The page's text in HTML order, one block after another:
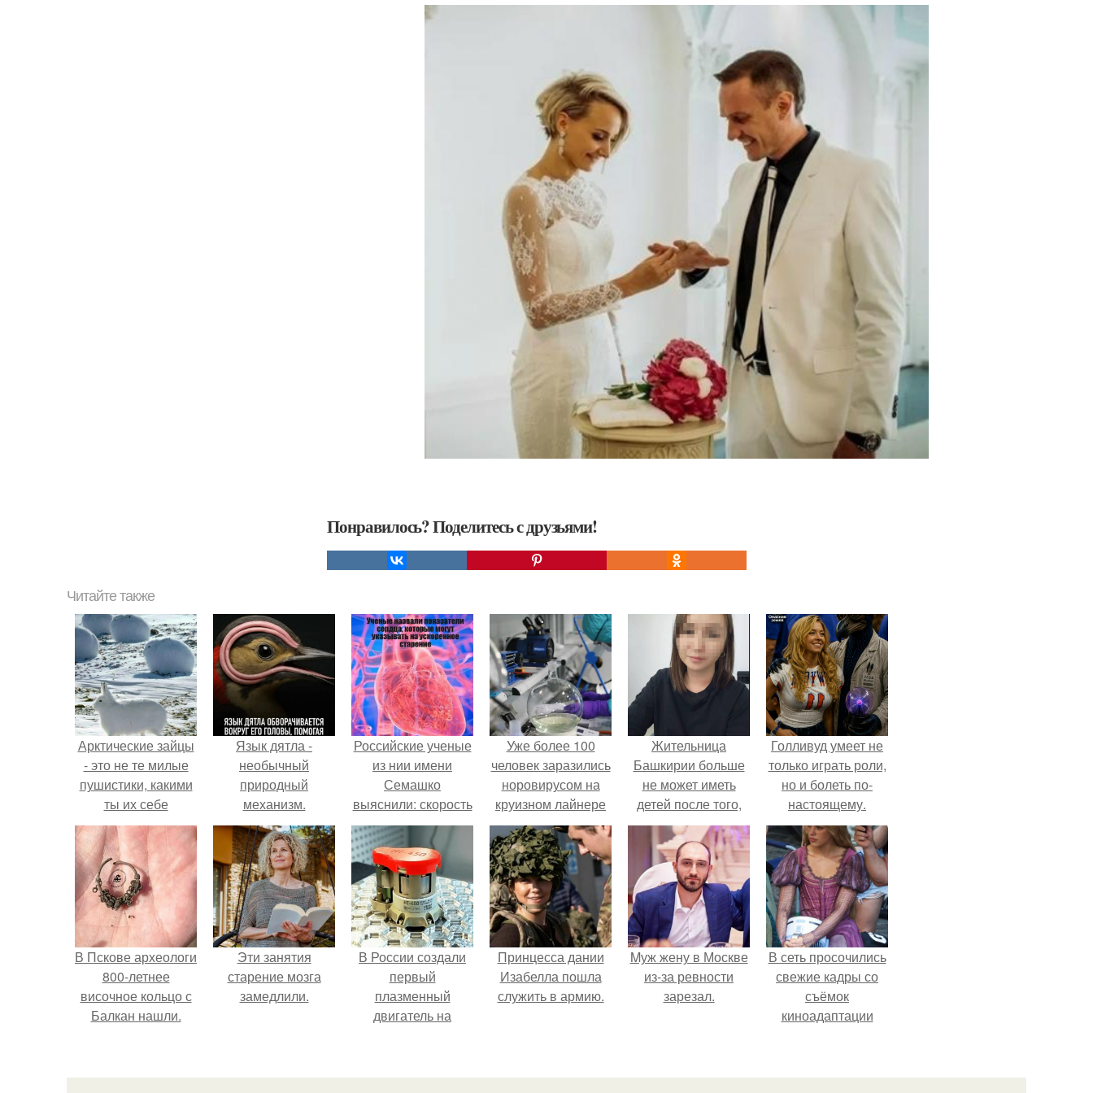
Понравилось? Поделитесь с друзьями!
Читайте также
Арктические зайцы
- это не те милые
пушистики, какими
ты их себе
представляешь.
Язык дятла -
необычный
природный
механизм.
Российские ученые
из нии имени
Семашко
выяснили: скорость
старения напрямую
зависит от
состояния сосудов
и работы сердца.
Уже более 100
человек заразились
норовирусом на
круизном лайнере
Caribbean Princess.
Жительница
Башкирии больше
не может иметь
детей после того,
как медики сделали
ей аборт на шестом
месяце
беременности и
оставили в матке
плаценту.
Голливуд умеет не
только играть роли,
но и болеть по-
настоящему.
В Пскове археологи
800-летнее
височное кольцо с
Балкан нашли.
Эти занятия
старение мозга
замедлили.
В России создали
первый
плазменный
двигатель на
Принцесса дании
Изабелла пошла
служить в армию.
Mуж жену в Москве
из-за ревности
зарезал.
В сеть просочились
свежие кадры со
съёмок
киноадаптации
моментально